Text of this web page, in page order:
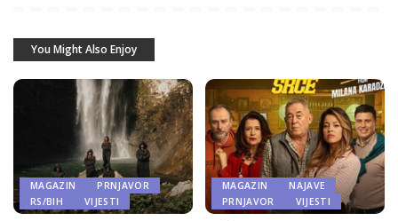
You Might Also Enjoy
MAGAZIN
PRNJAVOR
RS/BIH
VIJESTI
MAGAZIN
NAJAVE
PRNJAVOR
VIJESTI